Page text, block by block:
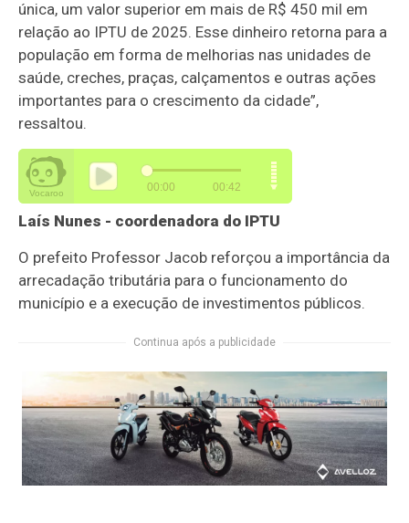
única, um valor superior em mais de R$ 450 mil em
relação ao IPTU de 2025. Esse dinheiro retorna para a
população em forma de melhorias nas unidades de
saúde, creches, praças, calçamentos e outras ações
importantes para o crescimento da cidade”,
ressaltou.
Laís Nunes - coordenadora do IPTU
O prefeito Professor Jacob reforçou a importância da
arrecadação tributária para o funcionamento do
município e a execução de investimentos públicos.
Continua após a publicidade